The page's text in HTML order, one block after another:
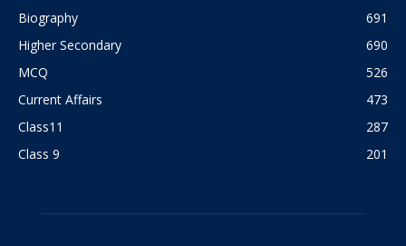
Biography
691
Higher Secondary
690
MCQ
526
Current Affairs
473
Class11
287
Class 9
201